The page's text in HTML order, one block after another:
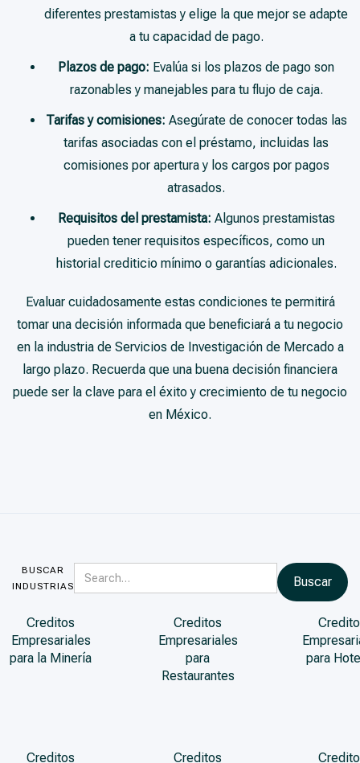
diferentes prestamistas y elige la que mejor se adapte
a tu capacidad de pago.
Plazos de pago: Evalúa si los plazos de pago son
razonables y manejables para tu flujo de caja.
Tarifas y comisiones: Asegúrate de conocer todas las
tarifas asociadas con el préstamo, incluidas las
comisiones por apertura y los cargos por pagos
atrasados.
Requisitos del prestamista: Algunos prestamistas
pueden tener requisitos específicos, como un
historial crediticio mínimo o garantías adicionales.
Evaluar cuidadosamente estas condiciones te permitirá
tomar una decisión informada que beneficiará a tu negocio
en la industria de Servicios de Investigación de Mercado a
largo plazo. Recuerda que una buena decisión financiera
puede ser la clave para el éxito y crecimiento de tu negocio
en México.
BUSCAR
INDUSTRIAS
Creditos
Empresariales
para la Minería
Creditos
Empresariales
para
Restaurantes
para
Creditos Creditos